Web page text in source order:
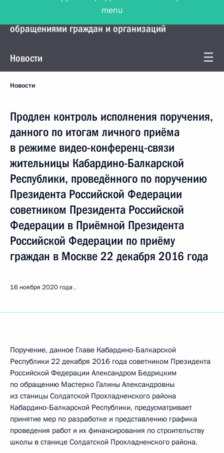
Управление Президента по работе с
обращениями граждан и организаций
Новости
Новости
Продлен контроль исполнения поручения,
данного по итогам личного приёма
в режиме видео-конференц-связи
жительницы Кабардино-Балкарской
Республики, проведённого по поручению
Президента Российской Федерации
советником Президента Российской
Федерации в Приёмной Президента
Российской Федерации по приёму
граждан в Москве 22 декабря 2016 года
16 ноября 2020 года
Поручение, данное Главе Кабардино-Балкарской
Республики 22 декабря 2016 года советником Президента
Российской Федерации Александром Бедрицким
по обращению Мастерко Галины Александровны
из станицы Солдатской Прохладненского района
Кабардино-Балкарской Республики, предусматривает
принятие мер по разработке и представлению графика
проведения работ и их финансирования по строительству
школы в станице Солдатской Прохладненского района.
menu